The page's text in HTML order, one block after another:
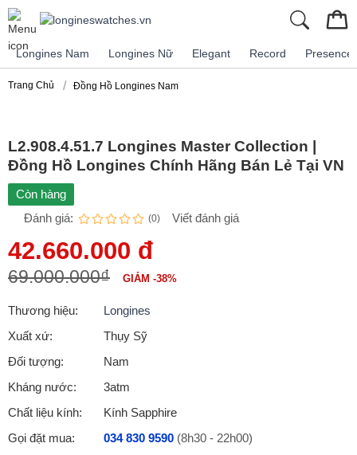
Longines Nam Longines Nữ Elegant Record Presence
Trang Chủ Đồng Hồ Longines Nam
L2.908.4.51.7 Longines Master Collection |
Đồng Hồ Longines Chính Hãng Bán Lẻ Tại VN
Còn hàng
Đánh giá:
(0) Viết đánh giá
42.660.000 đ
69.000.000₫ GIẢM -38%
Thương hiệu:
Longines
Xuất xứ:
Thụy Sỹ
Đối tượng:
Nam
Kháng nước:
3atm
Chất liệu kính:
Kính Sapphire
Gọi đặt mua:
034 830 9590 (8h30 - 22h00)